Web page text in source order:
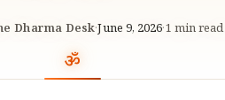
Dharma Desk·June 9, 2026·1 min read